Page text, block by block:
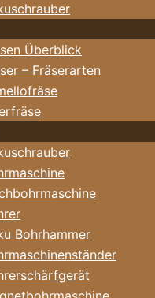
Überblick
– Fräserarten
Bohrhammer